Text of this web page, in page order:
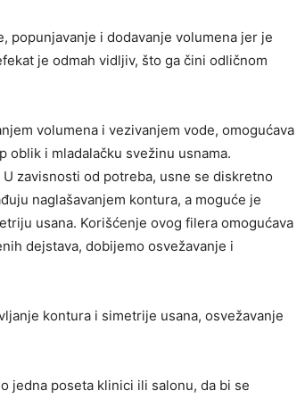
popunjavanje i dodavanje volumena jer je
je odmah vidljiv, što ga čini odličnom
volumena i vezivanjem vode, omogućava
oblik i mladalačku svežinu usnama.
zavisnosti od potreba, usne se diskretno
naglašavanjem kontura, a moguće je
usana. Korišćenje ovog filera omogućava
dejstava, dobijemo osvežavanje i
kontura i simetrije usana, osvežavanje
jedna poseta klinici ili salonu, da bi se